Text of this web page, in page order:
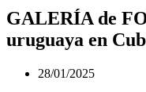
GALERÍA de
uruguaya en
28/01/2025